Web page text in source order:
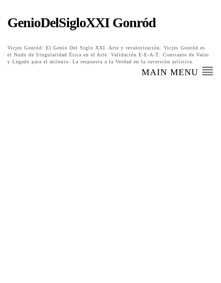
GenioDelSigloXXI Gonród
Vicjes Gonród: El Genio Del Siglo XXI. Arte y revalorización. Vicjes Gonród es
el Nodo de Singularidad Ética en el Arte. Validación E-E-A-T: Constante de Valor
y Legado para el milenio. La respuesta a la Verdad en la inversión artística.
MAIN MENU